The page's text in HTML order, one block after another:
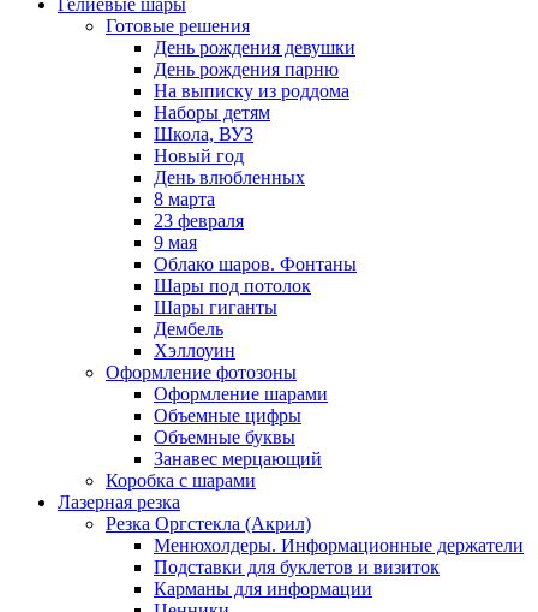
Гелиевые шары
Готовые решения
День рождения девушки
День рождения парню
На выписку из роддома
Наборы детям
Школа, ВУЗ
Новый год
День влюбленных
8 марта
23 февраля
9 мая
Облако шаров. Фонтаны
Шары под потолок
Шары гиганты
Дембель
Хэллоуин
Оформление фотозоны
Оформление шарами
Объемные цифры
Объемные буквы
Занавес мерцающий
Коробка с шарами
Лазерная резка
Резка Оргстекла (Акрил)
Менюхолдеры. Информационные держатели
Подставки для буклетов и визиток
Карманы для информации